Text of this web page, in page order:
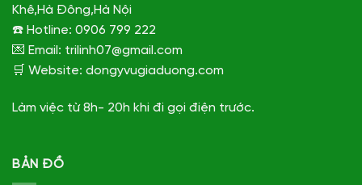
Khê,Hà Đông,Hà Nội
☎️ Hotline: 0906 799 222
💌 Email: trilinh07@gmail.com
🛒 Website: dongyvugiaduong.com
Làm việc từ 8h- 20h khi đi gọi điện trước.
BẢN ĐỒ